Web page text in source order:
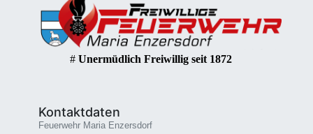
# Unermüdlich Freiwillig seit 1872
Kontaktdaten
Feuerwehr Maria Enzersdorf